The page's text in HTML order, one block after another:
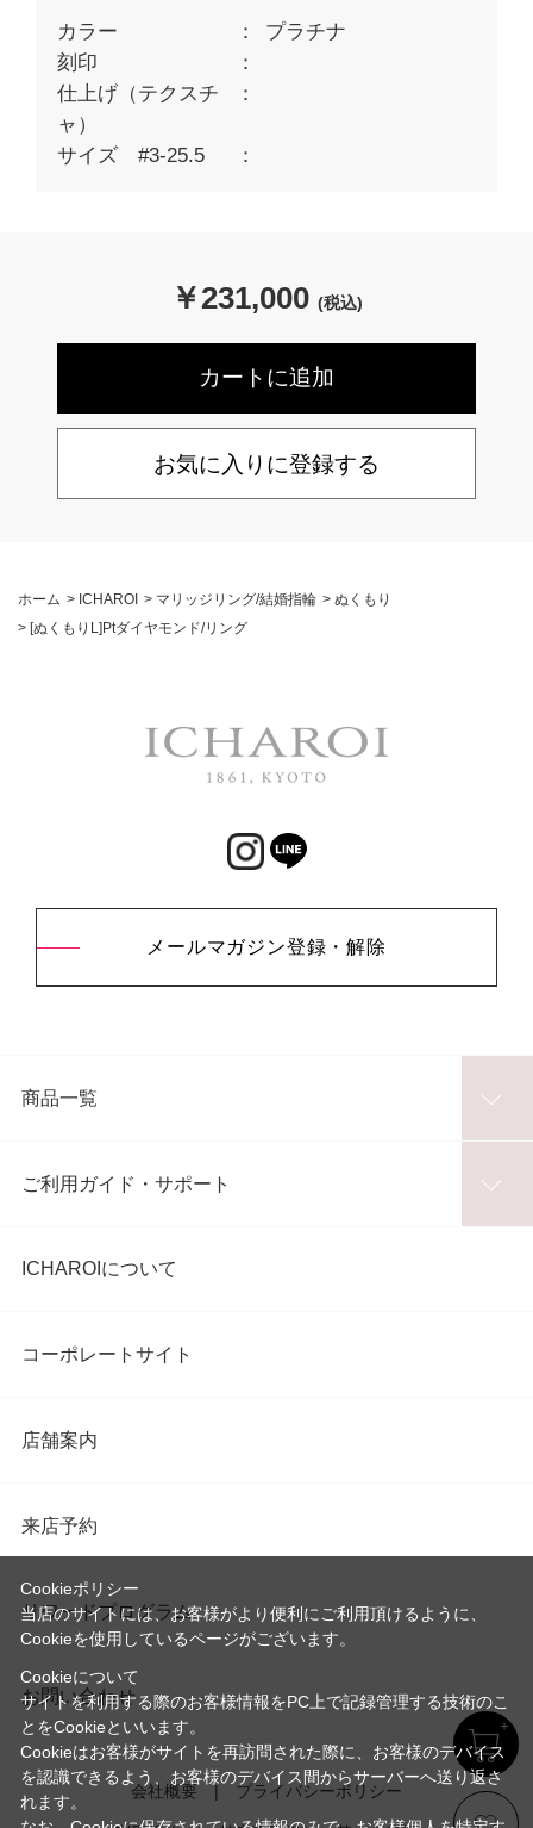
カラー
プラチナ
刻印
仕上げ（テクスチ
ャ）
サイズ #3-25.5
￥231,000 (税込)
お気に入りに登録する
ホーム > ICHAROI > マリッジリング/結婚指輪 > ぬくもり
> [ぬくもりL]Ptダイヤモンド/リング
メールマガジン登録・解除
商品一覧
ご利用ガイド・サポート
ICHAROIについて
コーポレートサイト
店舗案内
来店予約
リワードプログラム
お問い合わせ
会社概要 プライバシーポリシー
Cookieポリシー
当店のサイトには、お客様がより便利にご利用頂けるように、
Cookieを使用しているページがございます。
Cookieについて
サイトを利用する際のお客様情報をPC上で記録管理する技術のこ
とをCookieといいます。
Cookieはお客様がサイトを再訪問された際に、お客様のデバイス
を認識できるよう、お客様のデバイス間からサーバーへ送り返さ
れます。